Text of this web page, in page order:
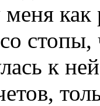
меня
к